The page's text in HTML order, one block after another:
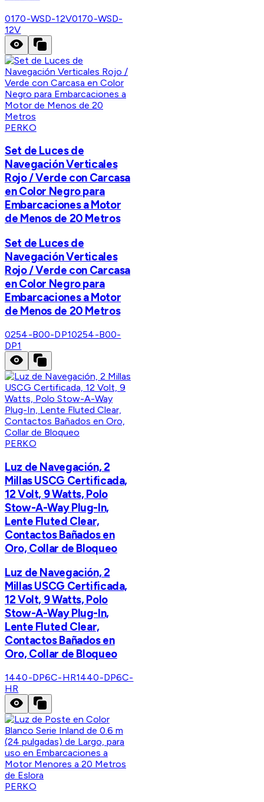
0170-WSD-12V0170-WSD-
12V
PERKO
Set de Luces de
Navegación Verticales
Rojo / Verde con Carcasa
en Color Negro para
Embarcaciones a Motor
de Menos de 20 Metros
Set de Luces de
Navegación Verticales
Rojo / Verde con Carcasa
en Color Negro para
Embarcaciones a Motor
de Menos de 20 Metros
0254-B00-DP10254-B00-
DP1
PERKO
Luz de Navegación, 2
Millas USCG Certificada,
12 Volt, 9 Watts, Polo
Stow-A-Way Plug-In,
Lente Fluted Clear,
Contactos Bañados en
Oro, Collar de Bloqueo
Luz de Navegación, 2
Millas USCG Certificada,
12 Volt, 9 Watts, Polo
Stow-A-Way Plug-In,
Lente Fluted Clear,
Contactos Bañados en
Oro, Collar de Bloqueo
1440-DP6C-HR1440-DP6C-
HR
PERKO